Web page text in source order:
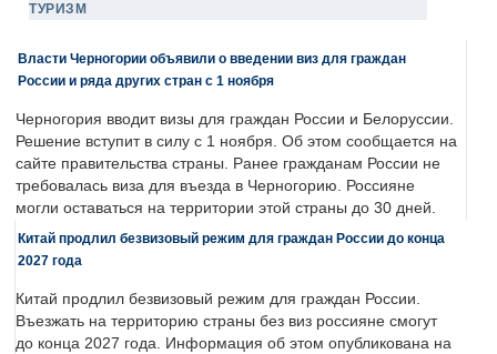
ТУРИЗМ
Власти Черногории объявили о введении виз для граждан
России и ряда других стран с 1 ноября
Черногория вводит визы для граждан России и Белоруссии.
Решение вступит в силу с 1 ноября. Об этом сообщается на
сайте правительства страны. Ранее гражданам России не
требовалась виза для въезда в Черногорию. Россияне
могли оставаться на территории этой страны до 30 дней.
Китай продлил безвизовый режим для граждан России до конца
2027 года
Китай продлил безвизовый режим для граждан России.
Въезжать на территорию страны без виз россияне смогут
до конца 2027 года. Информация об этом опубликована на